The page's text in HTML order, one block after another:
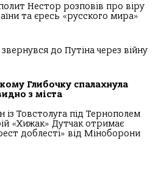
Нестор розповів про віру
та єресь «русского мира»
до Путіна через війну
Глибочку спалахнула
з міста
із Товстолуга під Тернополем
«Хижак» Дутчак отримає
доблесті» від Міноборони